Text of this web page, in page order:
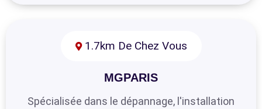
1.7km De Chez Vous
MGPARIS
Spécialisée dans le dépannage, l'installation